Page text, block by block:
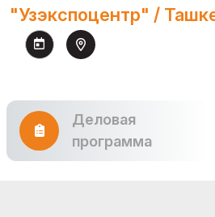
"Узэкспоцентр" /
Деловая
программа